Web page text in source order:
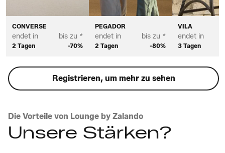
CONVERSE
endet in
2 Tagen
bis zu *
-70%
PEGADOR
endet in
2 Tagen
bis zu *
-80%
VILA
endet in
3 Tagen
Registrieren, um mehr zu sehen
Die Vorteile von Lounge by Zalando
Unsere Stärken?